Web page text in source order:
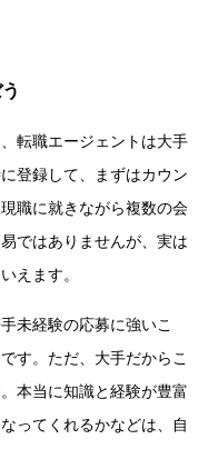
転職エージェントは大手
登録して、まずはカウン
職に就きながら複数の会
ではありませんが、実は
えます。
未経験の応募に強いこ
す。ただ、大手だからこ
本当に知識と経験が豊富
ってくれるかなどは、自